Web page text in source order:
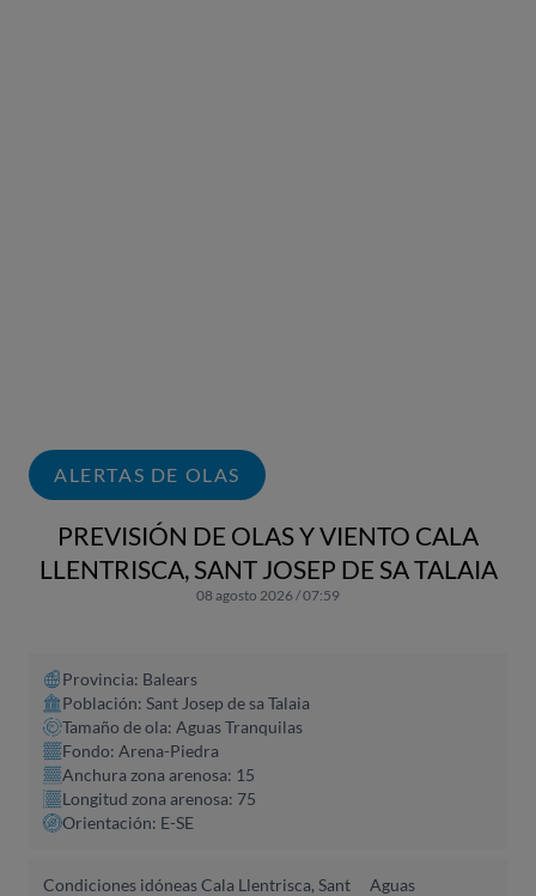
ALERTAS DE OLAS
PREVISIÓN DE OLAS Y VIENTO CALA
LLENTRISCA, SANT JOSEP DE SA TALAIA
08 agosto 2026 / 07:59
Provincia: Balears
Población: Sant Josep de sa Talaia
Tamaño de ola: Aguas Tranquilas
Fondo: Arena-Piedra
Anchura zona arenosa: 15
Longitud zona arenosa: 75
Orientación: E-SE
Condiciones idóneas Cala Llentrisca, Sant
Aguas